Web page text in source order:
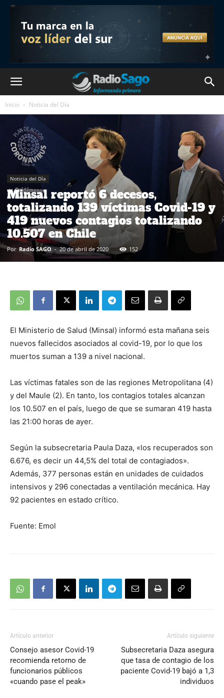
Inicio Noticia del Día
Noticia del Día
Minsal reportó 6 decesos,
totalizando 139 víctimas Covid-19 y
419 nuevos contagios totalizando
10.507 en Chile
Por Radio SAGO - 20 de abril de 2020 152
El Ministerio de Salud (Minsal) informó esta mañana seis
nuevos fallecidos asociados al covid-19, por lo que los
muertos suman a 139 a nivel nacional.
Las víctimas fatales son de las regiones Metropolitana (4)
y del Maule (2). En tanto, los contagios totales alcanzan
los 10.507 en el país, luego de que se sumaran 419 hasta
las 21:00 horas de ayer.
Según la subsecretaria Paula Daza, «los recuperados son
6.676, es decir un 44,5% del total de contagiados».
Además, 377 personas están en unidades de cuidados
intensivos y 296 conectadas a ventilación mecánica. Hay
92 pacientes en estado crítico.
Fuente: Emol
Artículo anterior
Consejo asesor Covid-19
recomienda retorno de
funcionarios públicos
«cuando pase el peak»
Artículo siguiente
Subsecretaria Daza asegura
que tasa de contagio de los
paciente Covid-19 bajó a 1,3
individuos